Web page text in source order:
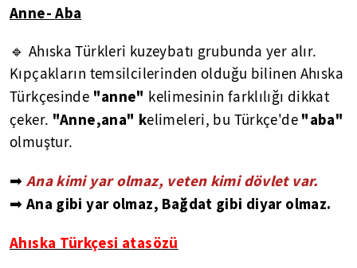
Anne- Aba
🔹 Ahıska Türkleri kuzeybatı grubunda yer alır.
Kıpçakların temsilcilerinden olduğu bilinen Ahıska
Türkçesinde "anne" kelimesinin farklılığı dikkat
çeker. "Anne,ana" kelimeleri, bu Türkçe'de "aba"
olmuştur.
➡ Ana kimi yar olmaz, veten kimi dövlet var.
➡ Ana gibi yar olmaz, Bağdat gibi diyar olmaz.
Ahıska Türkçesi atasözü